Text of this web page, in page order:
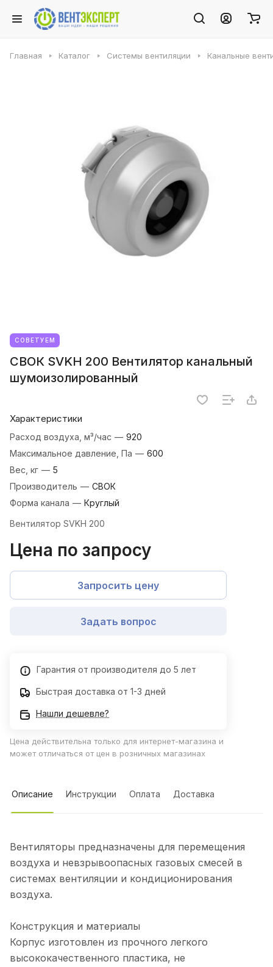
Главная Каталог Системы вентиляции Канальные
СОВЕТУЕМ
СВОК SVKH 200 Вентилятор канальный
шумоизолированный
Характеристики
Расход воздуха, м³/час — 920
Максимальное давление, Па — 600
Вес, кг — 5
Производитель — СВОК
Форма канала — Круглый
Вентилятор SVKH 200
Цена по запросу
Запросить цену
Задать вопрос
Гарантия от производителя до 5 лет
Быстрая доставка от 1-3 дней
Нашли дешевле?
Цена действительна только для интернет-магазина и
может отличаться от цен в розничных магазинах
Описание Инструкции Оплата Доставка
Вентиляторы предназначены для перемещения
воздуха и невзрывоопасных газовых смесей в
системах вентиляции и кондиционирования
воздуха.
Конструкция и материалы
Корпус изготовлен из прочного легкого
высококачественного пластика, не